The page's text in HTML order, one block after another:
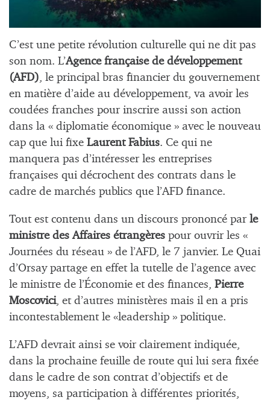
C’est une petite révolution culturelle qui ne dit pas
son nom. L’Agence française de développement
(AFD), le principal bras financier du gouvernement
en matière d’aide au développement, va avoir les
coudées franches pour inscrire aussi son action
dans la « diplomatie économique » avec le nouveau
cap que lui fixe Laurent Fabius. Ce qui ne
manquera pas d’intéresser les entreprises
françaises qui décrochent des contrats dans le
cadre de marchés publics que l’AFD finance.
Tout est contenu dans un discours prononcé par le
ministre des Affaires étrangères pour ouvrir les «
Journées du réseau » de l’AFD, le 7 janvier. Le Quai
d’Orsay partage en effet la tutelle de l’agence avec
le ministre de l’Économie et des finances, Pierre
Moscovici, et d’autres ministères mais il en a pris
incontestablement le «leadership » politique.
L’AFD devrait ainsi se voir clairement indiquée,
dans la prochaine feuille de route qui lui sera fixée
dans le cadre de son contrat d’objectifs et de
moyens, sa participation à différentes priorités,